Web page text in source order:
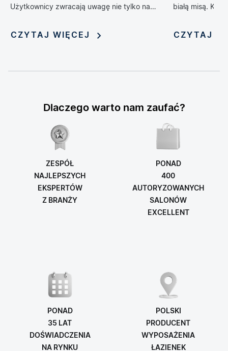
Użytkownicy zwracają uwagę nie tylko na
poprawiają wygodę, higienę i funkcjonalność
zaawansowanych urządzeń sprawia, że stają
modnym elementem aranżacji łazienek.
CZYTAJ WIĘCEJ
białą misą.
oferując
CZYTAJ
Dlaczego warto nam zaufać?
ZESPÓŁ
NAJLEPSZYCH
EKSPERTÓW
Z BRANŻY
PONAD
400
AUTORYZOWANYCH
SALONÓW
EXCELLENT
PONAD
35 LAT
DOŚWIADCZENIA
NA RYNKU
POLSKI
PRODUCENT
WYPOSAŻENIA
ŁAZIENEK